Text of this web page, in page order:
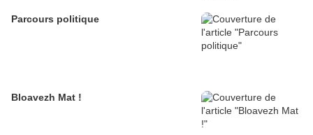
Parcours politique
Bloavezh Mat !